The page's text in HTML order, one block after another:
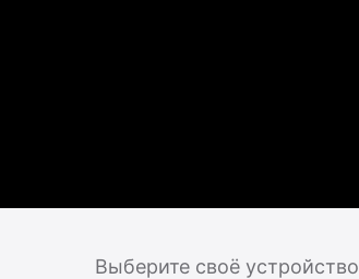
Выберите своё устройство